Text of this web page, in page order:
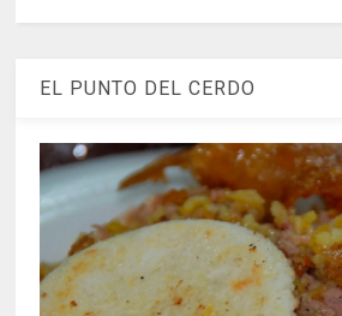
EL PUNTO DEL CERDO